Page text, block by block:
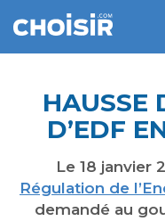
HAUSSE
D’EDF
Le 18 janvier
Régulation de
demandé au